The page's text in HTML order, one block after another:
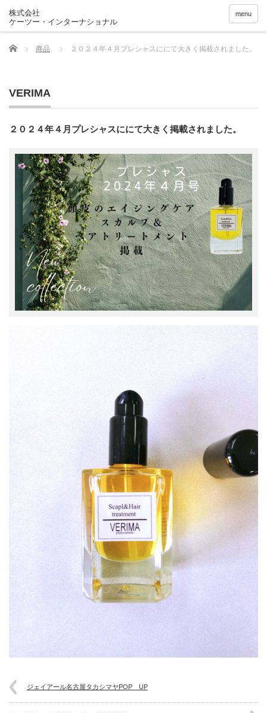
menu
Home 商品 ２０２４年４月プレシャスににて大きく掲載されました。
VERIMA
２０２４年４月プレシャスににて大きく掲載されました。
ジェイアール名古屋タカシマヤPOP UP